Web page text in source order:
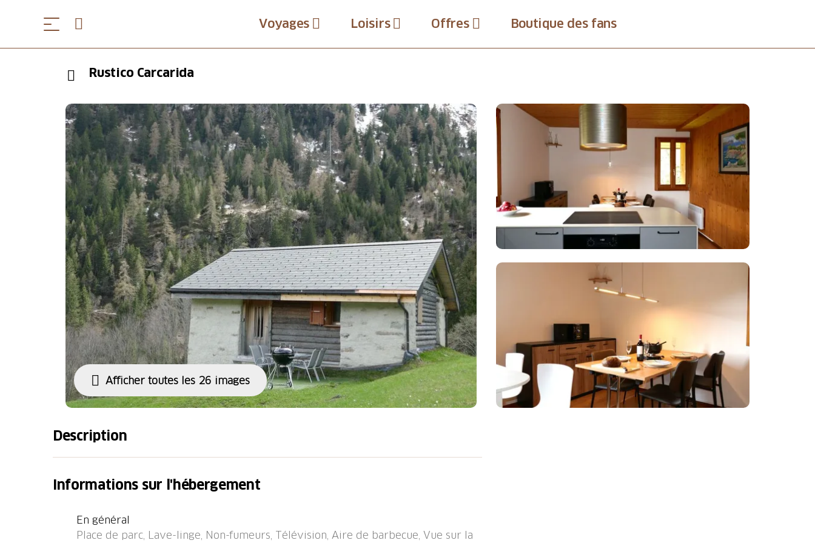
Voyages Loisirs Offres Boutique des fans
Rustico Carcarida
Afficher toutes les 26 images
Description
rustique "Rustico Carcarida", 1'400 m au dessus du niveau de la mer, environnée par
les prés. Dans le hameau de Calcarida, dans l'arrondissement Valle di Blenio, situation
l'état naturel 300 m2. Meubles de jardin. Accès en voiture jusqu'à la maison par un
chemin étroite de 1.9 km de long (route de montagne). Place de parking près de la
Informations sur l'hébergement
En général
Place de parc, Lave-linge, Non-fumeurs, Télévision, Aire de barbecue, Vue sur la